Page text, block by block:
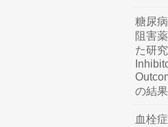
糖尿
阻害
た研
の結
血栓